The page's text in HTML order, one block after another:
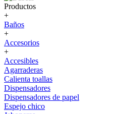
Productos
+
Baños
+
Accesorios
+
Accesibles
Agarraderas
Calienta toallas
Dispensadores
Dispensadores de papel
Espejo chico